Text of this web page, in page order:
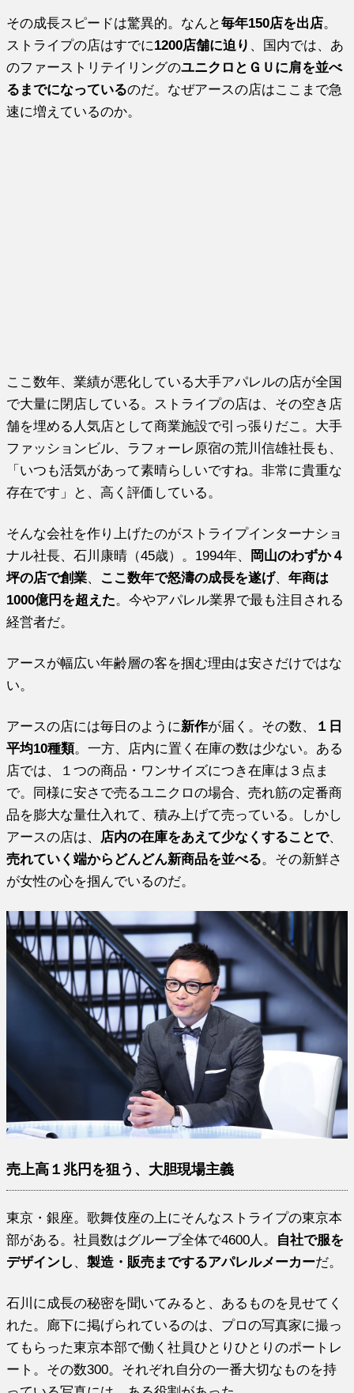
その成長スピードは驚異的。なんと毎年150店を出店。
ストライプの店はすでに1200店舗に迫り 、国内では、あ
のファーストリテイリングのユニクロとＧＵに肩を並べ
るまでになっているのだ。なぜアースの店はここまで急
速に増えているのか。
ここ数年、業績が悪化している大手アパレルの店が全国
で大量に閉店している。ストライプの店は、その空き店
舗を埋める人気店として商業施設で引っ張りだこ。大手
ファッションビル、ラフォーレ原宿の荒川信雄社長も、
「いつも活気があって素晴らしいですね。非常に貴重な
存在です」と、高く評価している。
そんな会社を作り上げたのがストライプインターナショ
ナル社長、石川康晴（45歳）。1994年、
岡山のわずか４
坪の店で創業、 ここ数年で怒濤の成長を遂げ、年商は
1000億円を超えた。今やアパレル業界で最も注目される
経営者だ。
アースが幅広い年齢層の客を掴む理由は安さだけではな
い。
アースの店には毎日のように新作が届く。その数、
１日
平均10種類。一方、店内に置く在庫の数は少ない。ある
店では、１つの商品・ワンサイズにつき在庫は３点ま
で。同様に安さで売るユニクロの場合、売れ筋の定番商
品を膨大な量仕入れて、積み上げて売っている。しかし
アースの店は、 店内の在庫をあえて少なくすることで、
売れていく端からどんどん新商品を並べる。その新鮮さ
が女性の心を掴んでいるのだ。
売上高１兆円を狙う、大胆現場主義
東京・銀座。歌舞伎座の上にそんなストライプの東京本
部がある。社員数はグループ全体で4600人。 自社で服を
デザインし 、製造・販売までするアパレルメーカーだ。
石川に成長の秘密を聞いてみると、あるものを見せてく
れた。廊下に掲げられているのは、プロの写真家に撮っ
てもらった東京本部で働く社員ひとりひとりのポートレ
ート。その数300。それぞれ自分の一番大切なものを持